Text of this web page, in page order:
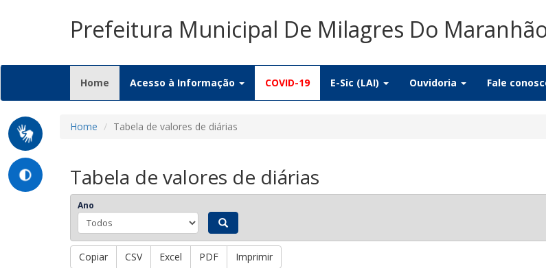
Prefeitura Municipal De Milagres Do
Home (current)
Acesso à Informação COVID-19 E-Sic (LAI) Ouvidoria Fale
Home Tabela de valores de diárias
Tabela de valores de diárias
Ano
Copiar CSV Excel PDF Imprimir